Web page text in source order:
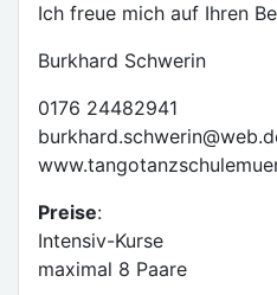
Ich freue mich auf Ihren
Burkhard Schwerin
0176 24482941
Preise:
Intensiv-Kurse
maximal 8 Paare